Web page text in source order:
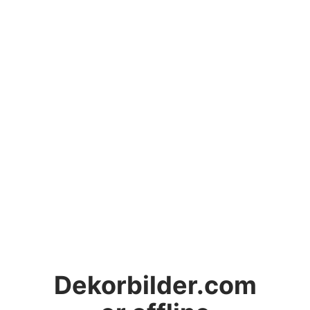
Dekorbilder.com